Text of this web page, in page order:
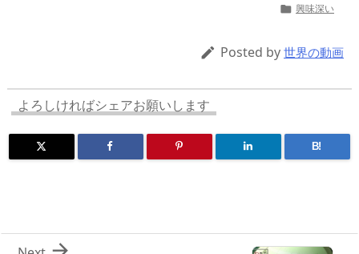
s o
n
ar
d
ro
p.
 興味深い
 Posted by 世界の動画
よろしければシェアお願いします
B!